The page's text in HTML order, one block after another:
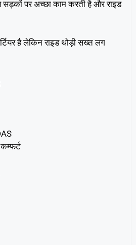
पर अच्छा काम करती है और राइड
है लेकिन राइड थोड़ी सख्त लग